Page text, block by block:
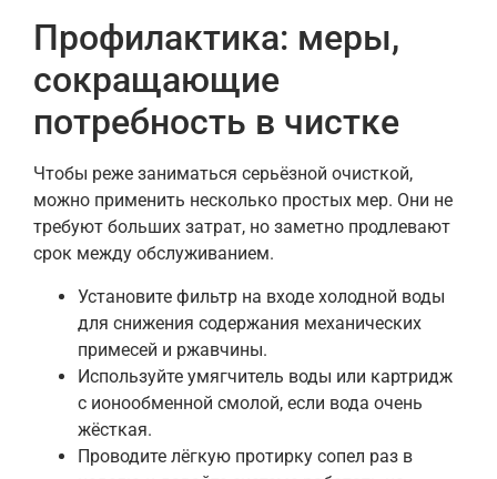
Профилактика: меры,
сокращающие
потребность в чистке
Чтобы реже заниматься серьёзной очисткой,
можно применить несколько простых мер. Они не
требуют больших затрат, но заметно продлевают
срок между обслуживанием.
Установите фильтр на входе холодной воды
для снижения содержания механических
примесей и ржавчины.
Используйте умягчитель воды или картридж
с ионообменной смолой, если вода очень
жёсткая.
Проводите лёгкую протирку сопел раз в